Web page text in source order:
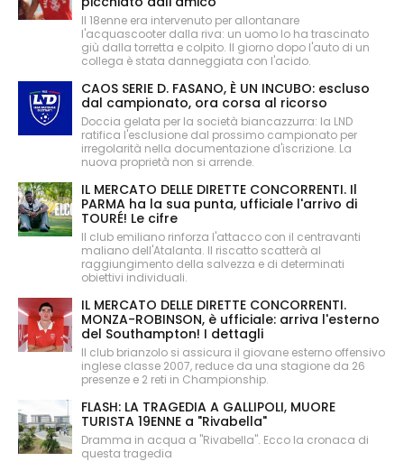
Il 18enne era intervenuto per allontanare
l'acquascooter dalla riva: un uomo lo ha trascinato
giù dalla torretta e colpito. Il giorno dopo l'auto di un
collega è stata danneggiata con l'acido.
CAOS SERIE D. FASANO, È UN INCUBO: escluso
dal campionato, ora corsa al ricorso
Doccia gelata per la società biancazzurra: la LND
ratifica l'esclusione dal prossimo campionato per
irregolarità nella documentazione d'iscrizione. La
nuova proprietà non si arrende.
IL MERCATO DELLE DIRETTE CONCORRENTI. Il
PARMA ha la sua punta, ufficiale l'arrivo di
TOURÉ! Le cifre
Il club emiliano rinforza l'attacco con il centravanti
maliano dell'Atalanta. Il riscatto scatterà al
raggiungimento della salvezza e di determinati
obiettivi individuali.
IL MERCATO DELLE DIRETTE CONCORRENTI.
MONZA-ROBINSON, è ufficiale: arriva l'esterno
del Southampton! I dettagli
Il club brianzolo si assicura il giovane esterno offensivo
inglese classe 2007, reduce da una stagione da 26
presenze e 2 reti in Championship.
FLASH: LA TRAGEDIA A GALLIPOLI, MUORE
TURISTA 19ENNE a "Rivabella"
Dramma in acqua a "Rivabella". Ecco la cronaca di
questa tragedia